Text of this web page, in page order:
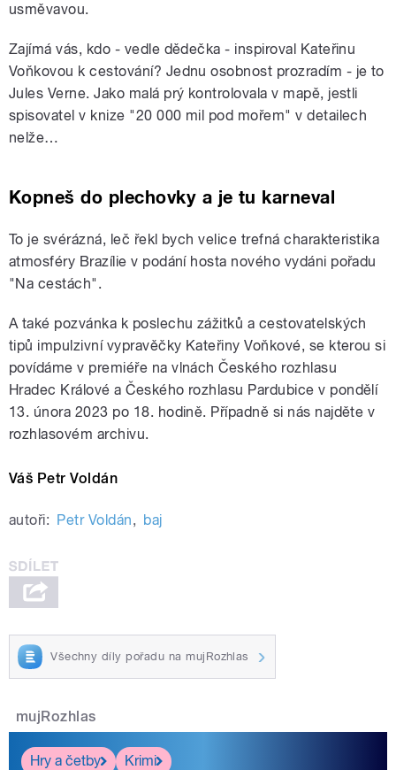
usměvavou.
Zajímá vás, kdo - vedle dědečka - inspiroval Kateřinu
Voňkovou k cestování? Jednu osobnost prozradím - je to
Jules Verne. Jako malá prý kontrolovala v mapě, jestli
spisovatel v knize "20 000 mil pod mořem" v detailech
nelže…
Kopneš do plechovky a je tu karneval
To je svérázná, leč řekl bych velice trefná charakteristika
atmosféry Brazílie v podání hosta nového vydáni pořadu
"Na cestách".
A také pozvánka k poslechu zážitků a cestovatelských
tipů impulzivní vypravěčky Kateřiny Voňkové, se kterou si
povídáme v premiéře na vlnách Českého rozhlasu
Hradec Králové a Českého rozhlasu Pardubice v pondělí
13. února 2023 po 18. hodině. Případně si nás najděte v
rozhlasovém archivu.
Váš Petr Voldán
autoři: Petr Voldán, baj
Všechny díly pořadu na mujRozhlas
mujRozhlas
Hry a četby
Krimi